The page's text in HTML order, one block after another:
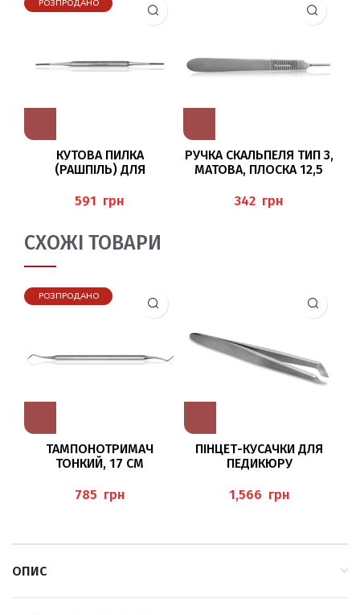
РОЗПРОДАНО
КУТОВА ПИЛКА
(РАШПІЛЬ) ДЛЯ
BAEHR
грн
РУЧКА СКАЛЬПЕЛЯ ТИП 3,
МАТОВА, ПЛОСКА 12,5
грн
СХОЖІ ТОВАРИ
РОЗПРОДАНО
ТАМПОНОТРИМАЧ
ТОНКИЙ, 17 СМ
грн
ПІНЦЕТ-КУСАЧКИ ДЛЯ
ПЕДИКЮРУ
BAEHRгрн
ОПИС